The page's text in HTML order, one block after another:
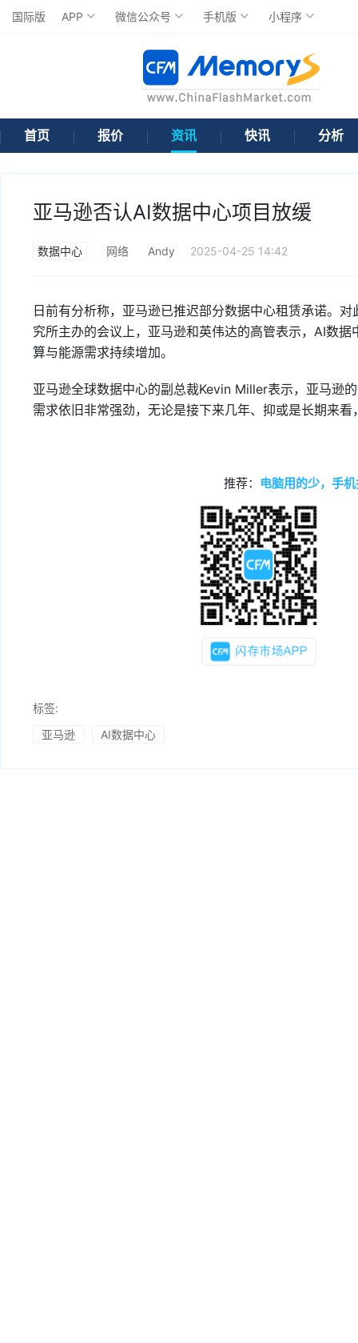
国际版 APP 微信公众号 手机版 小程序
首页 报价 资讯 快讯 分析
亚马逊否认AI数据中心项目放缓
数据中心 网络 Andy 2025-04-25 14:42
日前有分析称，亚马逊已推迟部分数据中心租赁承诺。
究所主办的会议上，亚马逊和英伟达的高管表示，AI数
算与能源需求持续增加。
亚马逊全球数据中心的副总裁Kevin Miller表示，亚马逊
需求依旧非常强劲，无论是接下来几年、抑或是长期来
推荐： 电脑用的少，手
标签:
亚马逊
AI数据中心